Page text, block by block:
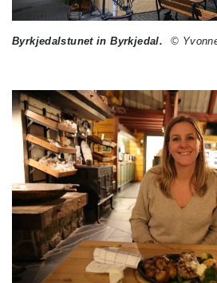
Byrkjedalstunet in Byrkjedal. ©